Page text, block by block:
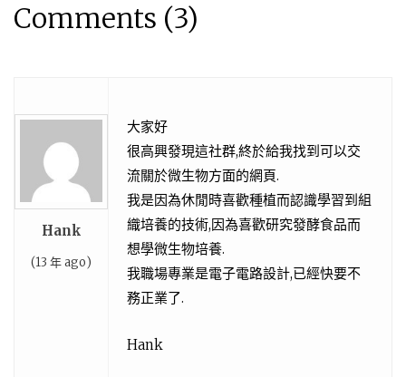
Comments (3)
Hank
(13 年 ago)
大家好
很高興發現這社群,終於給我找到可以交
流關於微生物方面的網頁.
我是因為休閒時喜歡種植而認識學習到組
織培養的技術,因為喜歡研究發酵食品而
想學微生物培養.
我職場專業是電子電路設計,已經快要不
務正業了.
Hank